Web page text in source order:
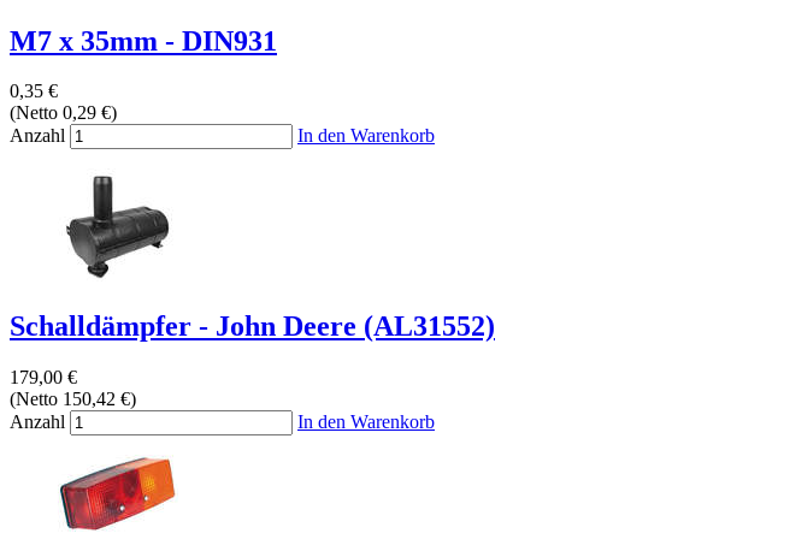
M7 x 35mm - DIN931
0,35 €
(Netto 0,29 €)
Anzahl
In den Warenkorb
Schalldämpfer - John Deere (AL31552)
179,00 €
(Netto 150,42 €)
Anzahl
In den Warenkorb